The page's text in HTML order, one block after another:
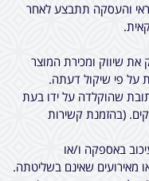
והעסקה תתבצע לאחר
שיווק ומכירת המוצר
על פי שיקול דעתה.
שהוקלדה על ידו בעת
מכירות, תוך 7 ימי עסקים. (בהזמנת קשירות
באספקה ו/או
מאירועים שאינם בשליטתה.